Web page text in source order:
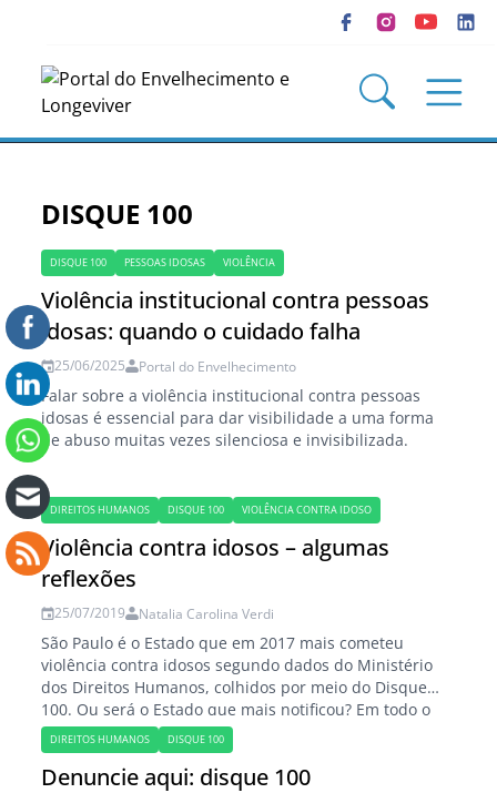
DISQUE 100
DISQUE 100 PESSOAS IDOSAS VIOLÊNCIA
Violência institucional contra pessoas
idosas: quando o cuidado falha
25/06/2025 Portal do Envelhecimento
Falar sobre a violência institucional contra pessoas
idosas é essencial para dar visibilidade a uma forma
de abuso muitas vezes silenciosa e invisibilizada.
DIREITOS HUMANOS DISQUE 100 VIOLÊNCIA CONTRA IDOSO
Violência contra idosos – algumas
reflexões
25/07/2019 Natalia Carolina Verdi
São Paulo é o Estado que em 2017 mais cometeu
violência contra idosos segundo dados do Ministério
dos Direitos Humanos, colhidos por meio do Disque
100. Ou será o Estado que mais notificou? Em todo o
Brasil, houve mais de 33 mil denúncias de abusos
contra pessoas acima de 60 anos. São Paulo responde
por…
DIREITOS HUMANOS DISQUE 100
Denuncie aqui: disque 100